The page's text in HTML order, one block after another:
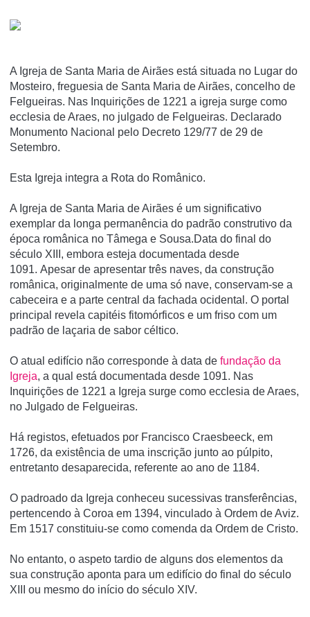
A Igreja de Santa Maria de Airães está situada no Lugar do
Mosteiro, freguesia de Santa Maria de Airães, concelho de
Felgueiras. Nas Inquirições de 1221 a igreja surge como
ecclesia de Araes, no julgado de Felgueiras. Declarado
Monumento Nacional pelo Decreto 129/77 de 29 de
Setembro.
Esta Igreja integra a Rota do Românico.
A Igreja de Santa Maria de Airães é um significativo
exemplar da longa permanência do padrão construtivo da
época românica no Tâmega e Sousa.Data do final do
século XIII, embora esteja documentada desde
1091. Apesar de apresentar três naves, da construção
românica, originalmente de uma só nave, conservam-se a
cabeceira e a parte central da fachada ocidental. O portal
principal revela capitéis fitomórficos e um friso com um
padrão de laçaria de sabor céltico.
O atual edifício não corresponde à data de fundação da
Igreja, a qual está documentada desde 1091. Nas
Inquirições de 1221 a Igreja surge como ecclesia de Araes,
no Julgado de Felgueiras.
Há registos, efetuados por Francisco Craesbeeck, em
1726, da existência de uma inscrição junto ao púlpito,
entretanto desaparecida, referente ao ano de 1184.
O padroado da Igreja conheceu sucessivas transferências,
pertencendo à Coroa em 1394, vinculado à Ordem de Aviz.
Em 1517 constituiu-se como comenda da Ordem de Cristo.
No entanto, o aspeto tardio de alguns dos elementos da
sua construção aponta para um edifício do final do século
XIII ou mesmo do início do século XIV.